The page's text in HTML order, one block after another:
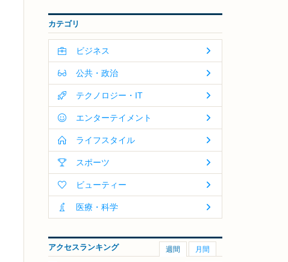
カテゴリ
ビジネス
公共・政治
テクノロジー・IT
エンターテイメント
ライフスタイル
スポーツ
ビューティー
医療・科学
アクセスランキング 週間 月間